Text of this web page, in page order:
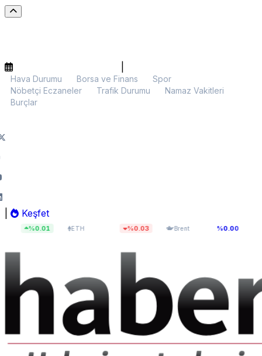
Hava Durumu Borsa ve Finans
Spor
Nöbetçi Eczaneler
Trafik Durumu
Namaz Vakitleri
Burçlar
Keşfet
ETH$1.919,39 Brent$83,55 %0.00 BIST 100